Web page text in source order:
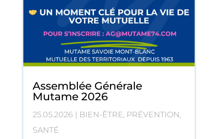
Assemblée Générale
Mutame 2026
25.05.2026 BIEN-ÊTRE, PRÉVENTION,
SANTÉ